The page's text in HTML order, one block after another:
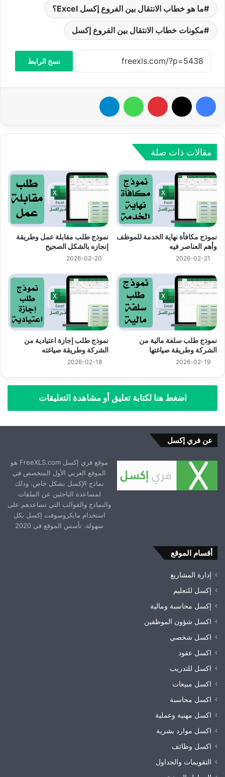
ما هو خطاب الانتقال بين الفروع إكسل Excel؟
مكونات خطاب الانتقال بين الفروع إكسل
نسخ الرابط
فيسبوك بينتيريست واتساب
مقالات ذات صلة
نموذج مكافأة نهاية الخدمة للموظف
وأهم العناصر فيه
2026-02-21
نموذج طلب مقابلة عمل وطريقة
إنجازه بالشكل الصحيح
2026-02-20
نموذج طلب سلفة مالية من
الشركة وطريقة صياغتها
2026-02-19
نموذج طلب إجازة اعتيادية من
الشركة وطريقة صياغته
2026-02-18
اضغط هنا لكتابة تعليق أو مشاهدة التعليقات
عن فري إكسل
موقع فري إكسل FreeXLS.com هو
الموقع العربي الأول المتخصص في
نماذج الإكسل بشكل خاص، وذلك
لمساعدة الباحثين عن الملفات
والنماذج والقوالب التي تساعدهم على
استخدام مايكروسوفت إكسل بكل
سهولة. تأسس الموقع في 2020
أقسام الموقع
إدارة المشاريع
إكسل للتعليم
إكسل محاسبة ومالية
اكسل شؤون الموظفين
اكسل شخصي
اكسل عقود
اكسل للتدريب
اكسل مبيعات
اكسل محاسبة
اكسل مهنية وعملية
اكسل موارد بشرية
اكسل وظائف
التقويمات والجداول